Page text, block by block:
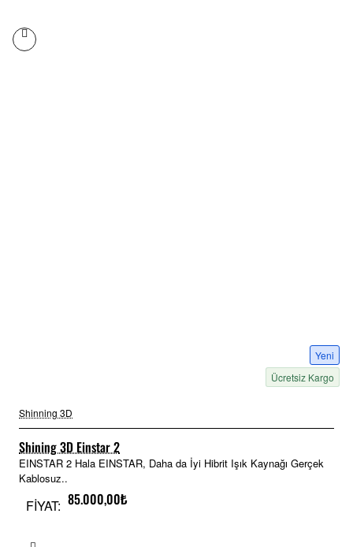
Yeni
Ücretsiz Kargo
Shinning 3D
Shining 3D Einstar 2
EINSTAR 2 Hala EINSTAR, Daha da İyi Hibrit Işık Kaynağı Gerçek
Kablosuz..
FİYAT: 85.000,00₺